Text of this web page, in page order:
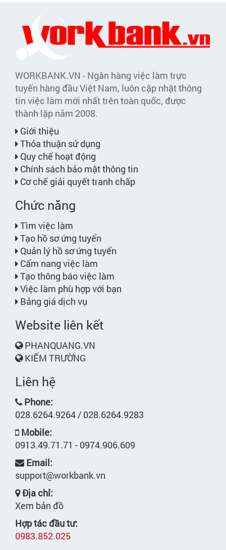
WORKBANK.VN - Ngân hàng việc làm trực
tuyến hàng đầu Việt Nam, luôn cập nhật thông
tin việc làm mới nhất trên toàn quốc, được
thành lập năm 2008.
Giới thiệu
Thỏa thuận sử dụng
Quy chế hoạt động
Chính sách bảo mật thông tin
Cơ chế giải quyết tranh chấp
Chức năng
Tìm việc làm
Tạo hồ sơ ứng tuyển
Quản lý hồ sơ ứng tuyển
Cẩm nang việc làm
Tạo thông báo việc làm
Việc làm phù hợp với bạn
Bảng giá dịch vụ
Website liên kết
PHANQUANG.VN
KIẾM TRƯỜNG
Liên hệ
Phone:
028.6264.9264 / 028.6264.9283
Mobile:
0913.49.71.71 - 0974.906.609
Email:
support@workbank.vn
Địa chỉ:
Xem bản đồ
Hợp tác đầu tư:
0983.852.025